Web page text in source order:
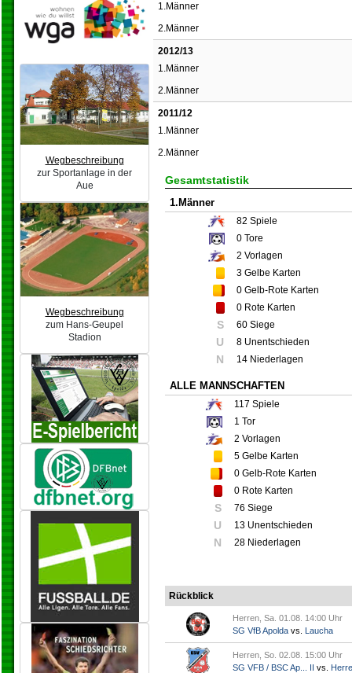
Wegbeschreibung
zur Sportanlage in der
Aue
Wegbeschreibung
zum Hans-Geupel
Stadion
1.Männer
2.Männer
2012/13
1.Männer
2.Männer
2011/12
1.Männer
2.Männer
Gesamtstatistik
1.Männer
82 Spiele
0 Tore
2 Vorlagen
3 Gelbe Karten
0 Gelb-Rote Karten
0 Rote Karten
S 60 Siege
U 8 Unentschieden
N 14 Niederlagen
ALLE MANNSCHAFTEN
117 Spiele
1 Tor
2 Vorlagen
5 Gelbe Karten
0 Gelb-Rote Karten
0 Rote Karten
S 76 Siege
U 13 Unentschieden
N 28 Niederlagen
Rückblick
Herren, Sa. 01.08. 14:00 Uhr
SG VfB Apolda vs. Laucha
Herren, So. 02.08. 15:00 Uhr
SG VFB / BSC Ap... II vs.